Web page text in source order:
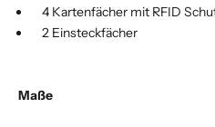
4 Kartenfächer mit RFID
2 Einsteckfächer
Maße